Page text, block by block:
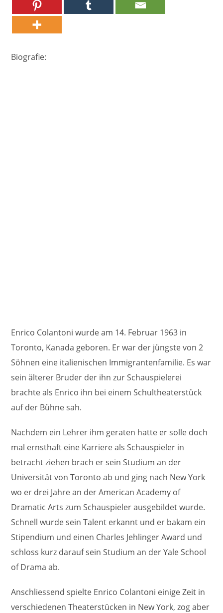
Biografie:
Enrico Colantoni wurde am 14. Februar 1963 in
Toronto, Kanada geboren. Er war der jüngste von 2
Söhnen eine italienischen Immigrantenfamilie. Es war
sein älterer Bruder der ihn zur Schauspielerei
brachte als Enrico ihn bei einem Schultheaterstück
auf der Bühne sah.
Nachdem ein Lehrer ihm geraten hatte er solle doch
mal ernsthaft eine Karriere als Schauspieler in
betracht ziehen brach er sein Studium an der
Universität von Toronto ab und ging nach New York
wo er drei Jahre an der American Academy of
Dramatic Arts zum Schauspieler ausgebildet wurde.
Schnell wurde sein Talent erkannt und er bakam ein
Stipendium und einen Charles Jehlinger Award und
schloss kurz darauf sein Studium an der Yale School
of Drama ab.
Anschliessend spielte Enrico Colantoni einige Zeit in
verschiedenen Theaterstücken in New York, zog aber